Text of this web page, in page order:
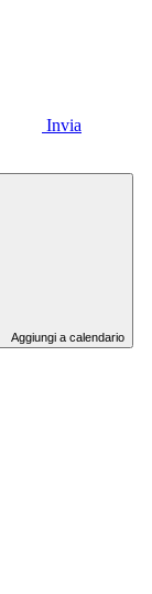
Invia
Aggiungi a calendario